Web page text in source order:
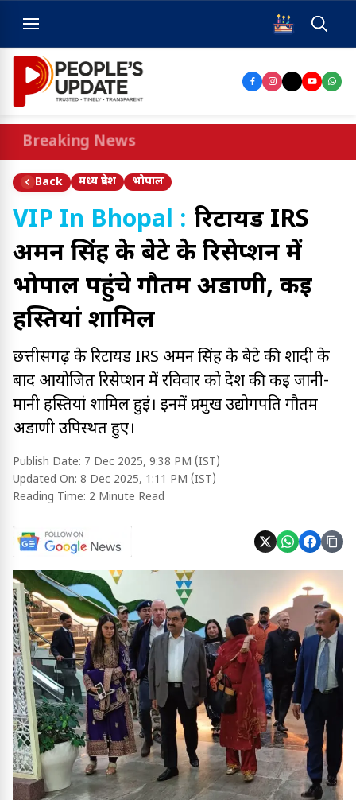
Breaking News
Back मध्य प्रदेश भोपाल
VIP In Bhopal : रिटायर्ड IRS
अमन सिंह के बेटे के रिसेप्शन में
भोपाल पहुंचे गौतम अडाणी, कई
हस्तियां शामिल
छत्तीसगढ़ के रिटायर्ड IRS अमन सिंह के बेटे की शादी के
बाद आयोजित रिसेप्शन में रविवार को देश की कई जानी-
मानी हस्तियां शामिल हुईं। इनमें प्रमुख उद्योगपति गौतम
अडाणी उपिस्थत हुए।
Publish Date: 7 Dec 2025, 9:38 PM (IST)
Updated On: 8 Dec 2025, 1:11 PM (IST)
Reading Time: 2 Minute Read